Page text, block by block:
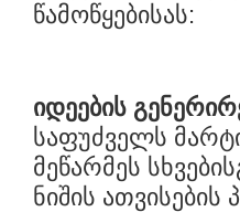
წამოწყებისას:
იდეების
საფუძველს
მეწარმეს
ნიშის